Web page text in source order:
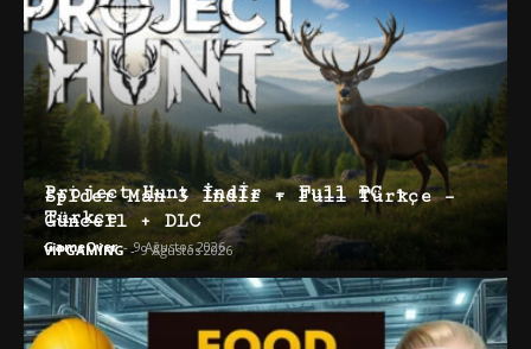
Project Hunt İndir – Full PC +
Türkçe
GameOver - 9 Ağustos 2026
Spider Man 3 İndir + Full Türkçe –
Güncell + DLC
VİPGAMİNG - 9 Ağustos 2026